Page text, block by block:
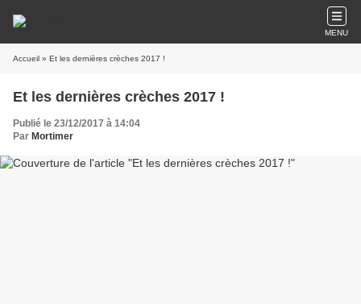
MENU
Accueil » Et les dernières crèches 2017 !
Et les dernières crèches 2017 !
Publié le 23/12/2017 à 14:04
Par Mortimer